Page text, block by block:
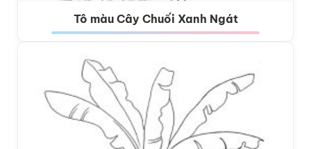
Tô màu Cây Chuối Xanh Ngát